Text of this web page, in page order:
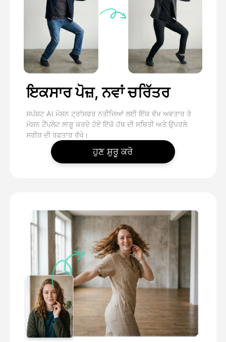
ਇਕਸਾਰ ਪੋਜ਼, ਨਵਾਂ ਚਰਿੱਤਰ
ਸਪੱਸ਼ਟ AI ਮੋਸ਼ਨ ਟ੍ਰਾਂਸਫਰ ਨਤੀਜਿਆਂ ਲਈ ਇੱਕ ਵੱਖ ਅਵਤਾਰ ਤੇ
ਮੋਸ਼ਨ ਟੈਂਪਲੇਟ ਲਾਗੂ ਕਰਦੇ ਹੋਏ ਇੱਕੋ ਹੱਥ ਦੀ ਸਥਿਤੀ ਅਤੇ ਉਪਰਲੇ
ਸਰੀਰ ਦੀ ਰਫ਼ਤਾਰ ਰੱਖੋ।
ਹੁਣ ਸ਼ੁਰੂ ਕਰੋ